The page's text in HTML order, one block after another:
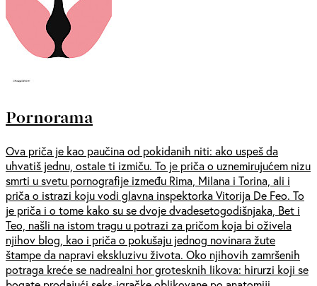
Pornorama
Ova priča je kao paučina od pokidanih niti: ako uspeš da
uhvatiš jednu, ostale ti izmiču. To je priča o uznemirujućem nizu
smrti u svetu pornografije između Rima, Milana i Torina, ali i
priča o istrazi koju vodi glavna inspektorka Vitorija De Feo. To
je priča i o tome kako su se dvoje dvadesetogodišnjaka, Bet i
Teo, našli na istom tragu u potrazi za pričom koja bi oživela
njihov blog, kao i priča o pokušaju jednog novinara žute
štampe da napravi ekskluzivu života. Oko njihovih zamršenih
potraga kreće se nadrealni hor grotesknih likova: hirurzi koji se